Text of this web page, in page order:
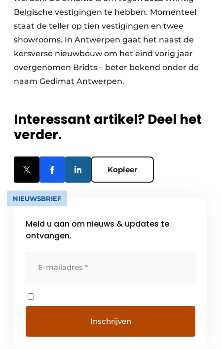
Belgische vestigingen te hebben. Momenteel
staat de teller op tien vestigingen en twee
showrooms. In Antwerpen gaat het naast de
kersverse nieuwbouw om het eind vorig jaar
overgenomen Bridts – beter bekend onder de
naam Gedimat Antwerpen.
Interessant artikel? Deel het
verder.
Kopieer
NIEUWSBRIEF
Meld u aan om nieuws & updates te
ontvangen.